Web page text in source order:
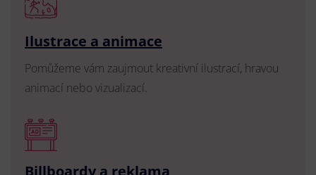
Ilustrace a animace
Pomůžeme vám zaujmout kreativní ilustrací, hravou
animací nebo vizualizací.
Billboardy a reklama